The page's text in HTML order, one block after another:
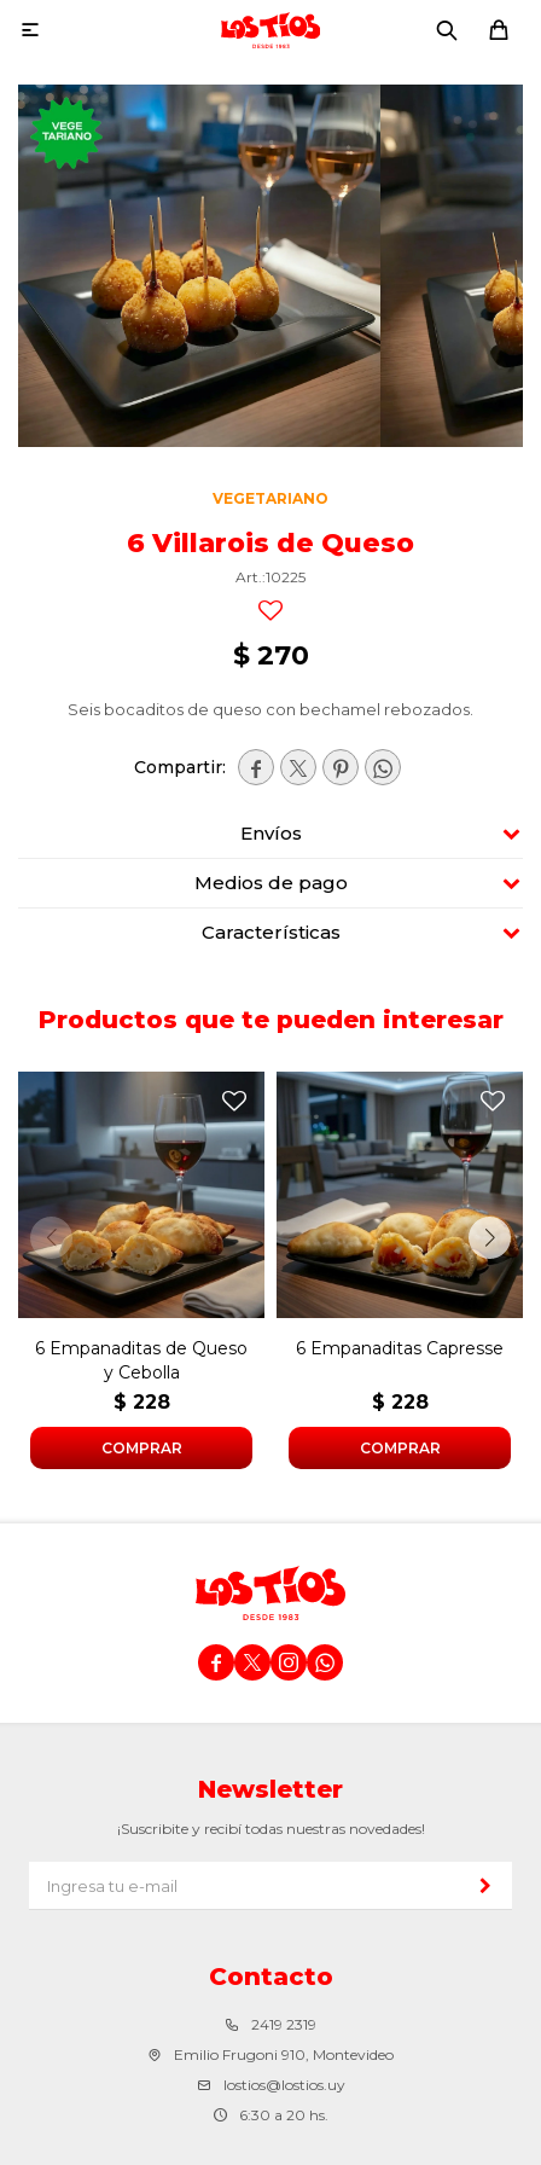

VEGETARIANO
6 Villarois de Queso
10225
$ 270
Seis bocaditos de queso con bechamel rebozados.
   
Envíos
Medios de pago
Características
Productos que te pueden interesar
Seis empanadas de copetín
de queso y cebolla.
6 Empanaditas de Queso
y Cebolla
$ 228
Seis empanadas de copetín
con tomate, queso y
albahaca.
6 Empanaditas Capresse
$ 228
   
Contacto
2419 2319
Emilio Frugoni 910, Montevideo
lostios@lostios.uy
6:30 a 20 hs.
Newsletter
¡Suscribite y recibí todas nuestras novedades!